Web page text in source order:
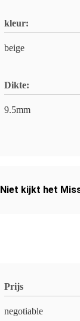
kleur:
beige
Dikte:
9.5mm
Niet kijkt het
Prijs
negotiable